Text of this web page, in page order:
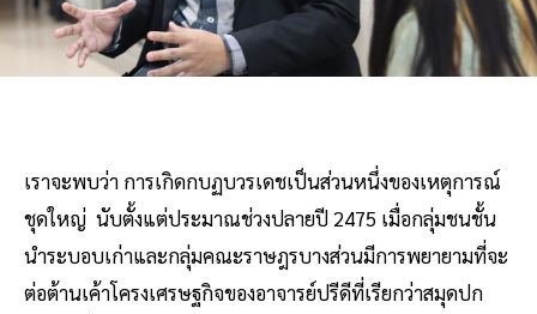
เราจะพบว่า การเกิดกบฏบวรเดชเป็นส่วนหนึ่งของเหตุการณ์
ชุดใหญ่ นับตั้งแต่ประมาณช่วงปลายปี 2475 เมื่อกลุ่มชนชั้น
นำระบอบเก่าและกลุ่มคณะราษฎรบางส่วนมีการพยายามที่จะ
ต่อต้านเค้าโครงเศรษฐกิจของอาจารย์ปรีดีที่เรียกว่าสมุดปก